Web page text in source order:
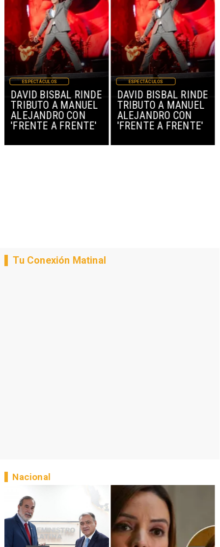
DAVID BISBAL RINDE
TRIBUTO A MANUEL
ALEJANDRO CON
'FRENTE A FRENTE'
ESPECTÁCULOS
DAVID BISBAL RINDE
TRIBUTO A MANUEL
ALEJANDRO CON
'FRENTE A FRENTE'
ESPECTÁCULOS
Tu Conexión Matinal
Nacional